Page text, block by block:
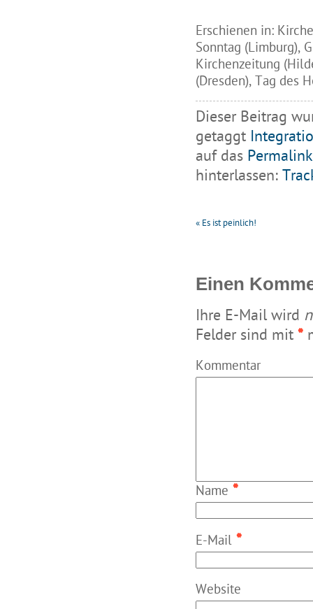
Erschienen in:
Sonntag (Limburg),
Kirchenzeitung
(Dresden), Tag des
Dieser Beitrag
getaggt
auf das Permalink
hinterlassen:
« Es ist peinlich!
Einen
Ihre E-Mail wird
Felder sind mit *
Kommentar
Name *
E-Mail *
Website